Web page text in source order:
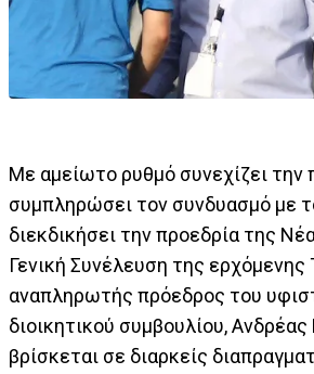
Με αμείωτο ρυθμό συνεχίζει την
συμπληρώσει τον συνδυασμό με
διεκδικήσει την προεδρία της
Γενική Συνέλευση της ερχόμενης
αναπληρωτής πρόεδρος του
διοικητικού συμβουλίου,
βρίσκεται σε διαρκείς